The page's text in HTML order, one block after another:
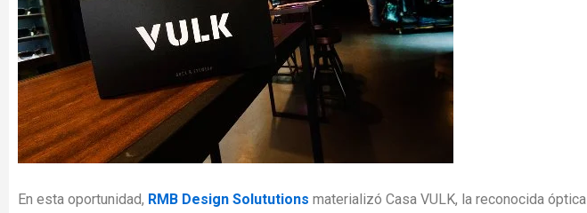
En esta oportunidad, RMB Design Solututions materializó Casa VULK, la reconocida óptica